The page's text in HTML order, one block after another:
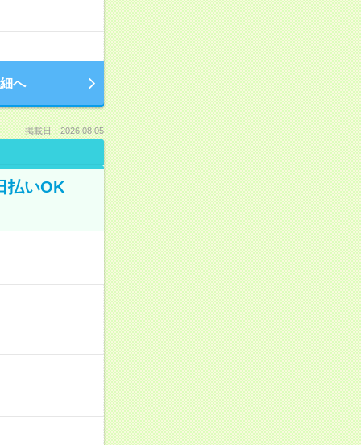
へ
掲載日：2026.08.05
払いOK